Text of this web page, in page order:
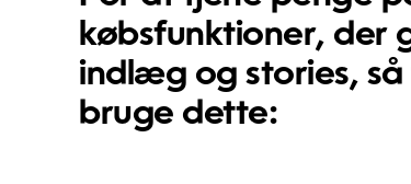
købsfunktioner, der
indlæg og stories,
bruge dette: